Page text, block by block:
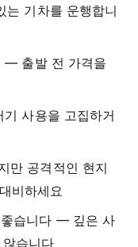
는 기차를 운행합니
— 출발 전 가격을
사용을 고집하거
만 공격적인 현지
비하세요
습니다 — 깊은 사
습니다